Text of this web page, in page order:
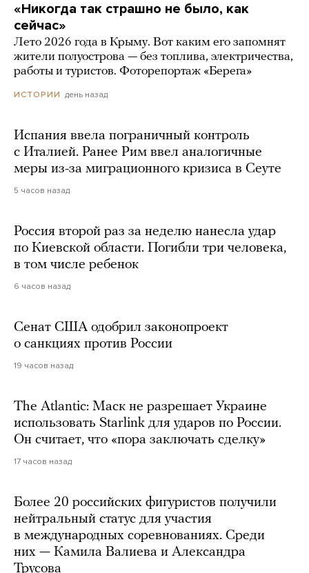
«Никогда так страшно не было, как
сейчас»
Лето 2026 года в Крыму. Вот каким его запомнят
жители полуострова — без топлива, электричества,
работы и туристов. Фоторепортаж «Берега»
ИСТОРИИ день назад
Испания ввела пограничный контроль
с Италией. Ранее Рим ввел аналогичные
меры из-за миграционного кризиса в Сеуте
5 часов назад
Россия второй раз за неделю нанесла удар
по Киевской области. Погибли три человека,
в том числе ребенок
6 часов назад
Сенат США одобрил законопроект
о санкциях против России
19 часов назад
The Atlantic: Маск не разрешает Украине
использовать Starlink для ударов по России.
Он считает, что «пора заключать сделку»
17 часов назад
Более 20 российских фигуристов получили
нейтральный статус для участия
в международных соревнованиях. Среди
них — Камила Валиева и Александра
Трусова